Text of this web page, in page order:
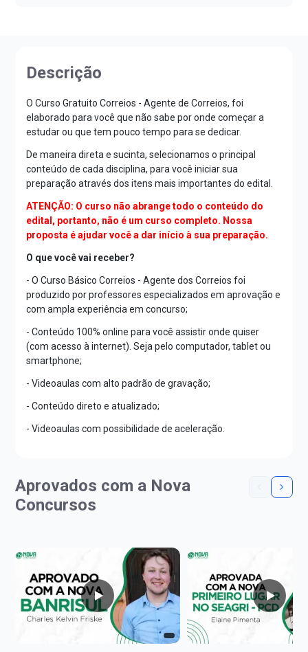
Descrição
O Curso Gratuito Correios - Agente de Correios, foi
elaborado para você que não sabe por onde começar a
estudar ou que tem pouco tempo para se dedicar.
De maneira direta e sucinta, selecionamos o principal
conteúdo de cada disciplina, para você iniciar sua
preparação através dos itens mais importantes do edital.
ATENÇÃO: O curso não abrange todo o conteúdo do
edital, portanto, não é um curso completo. Nossa
proposta é ajudar você a dar início à sua preparação.
O que você vai receber?
- O Curso Básico Correios - Agente dos Correios foi
produzido por professores especializados em aprovação e
com ampla experiência em concurso;
- Conteúdo 100% online para você assistir onde quiser
(com acesso à internet). Seja pelo computador, tablet ou
smartphone;
- Videoaulas com alto padrão de gravação;
- Conteúdo direto e atualizado;
- Videoaulas com possibilidade de aceleração.
Aprovados com a Nova
Concursos